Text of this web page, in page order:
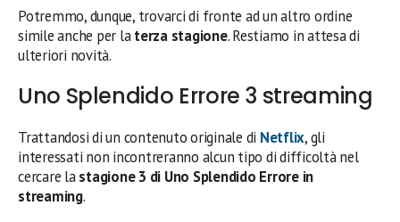
Potremmo, dunque, trovarci di fronte ad un altro ordine
simile anche per laterza stagione. Restiamo in attesa di
ulteriori novità.
Uno Splendido Errore 3 streaming
Trattandosi di un contenuto originale di Netflix, gli
interessati non incontreranno alcun tipo di difficoltà nel
cercare lastagione 3 di Uno Splendido Errore in
streaming.